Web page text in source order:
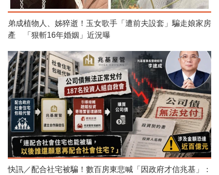
弟成植物人、姊猝逝！玉女歌手「遭前夫設套」騙走娘家房
產 「狠斬16年婚姻」近況曝
快訊／配合社宅被騙！數百房東悲喊「因政府才信兆基」：